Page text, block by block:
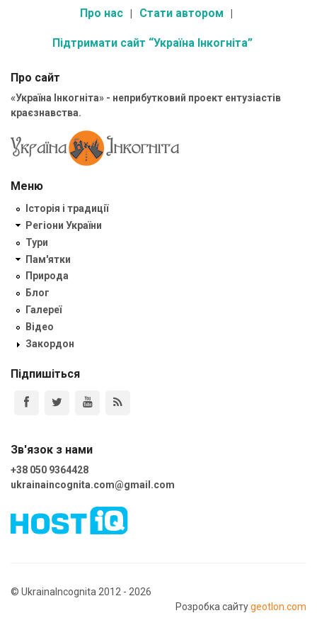
Про нас Стати автором
Підтримати сайт “Україна Інкогніта”
Про сайт
«Україна Інкогніта» - неприбутковий проект ентузіастів
краєзнавства.
Меню
Історія і традиції
Регіони України
Тури
Пам'ятки
Природа
Блог
Галереї
Відео
Закордон
Підпишіться
Зв'язок з нами
+38 050 9364428
ukrainaincognita.com@gmail.com
© UkrainaIncognita 2012 - 2026
Розробка сайтуgeotlon.com